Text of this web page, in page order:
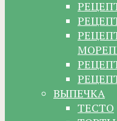
ВЫПЕЧКА
ТЕСТО